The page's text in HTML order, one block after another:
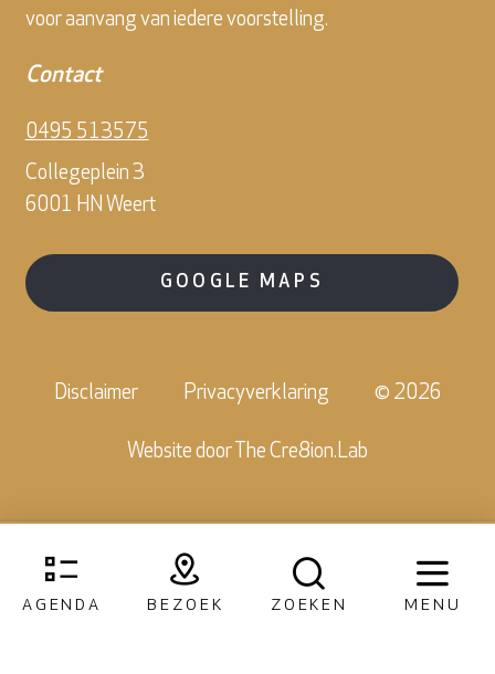
AGENDA BEZOEK ZOEKEN MENU
voor aanvang van iedere voorstelling.
Contact
0495 513575
Collegeplein 3
6001 HN Weert
GOOGLE MAPS
Disclaimer Privacyverklaring © 2026
Website door The Cre8ion.Lab